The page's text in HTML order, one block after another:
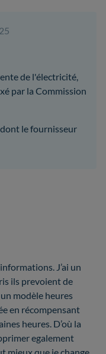
de l'électricité,
par la Commission
le fournisseur
J’ai un
ils prevoient de
modèle heures
en récompensant
heures. D’où la
egalement